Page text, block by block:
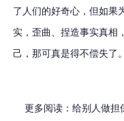
了人们的好奇心，但如果
实，歪曲、捏造事实真相
己，那可真是得不偿失了。
更多阅读：给别人做担